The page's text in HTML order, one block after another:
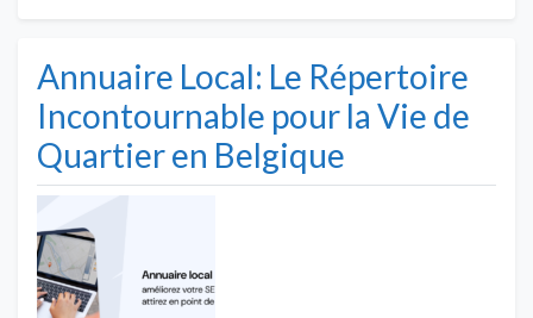
Annuaire Local: Le Répertoire
Incontournable pour la Vie de
Quartier en Belgique